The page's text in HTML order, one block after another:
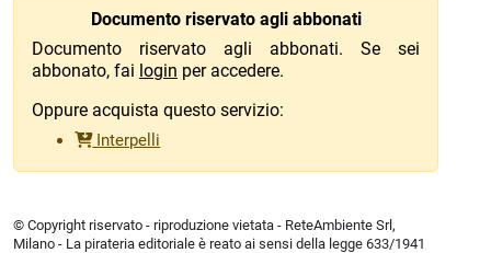
Documento riservato agli abbonati
Documento riservato agli abbonati. Se sei
abbonato, fai login per accedere.
Oppure acquista questo servizio:
Interpelli
© Copyright riservato - riproduzione vietata - ReteAmbiente Srl,
Milano - La pirateria editoriale è reato ai sensi della legge 633/1941